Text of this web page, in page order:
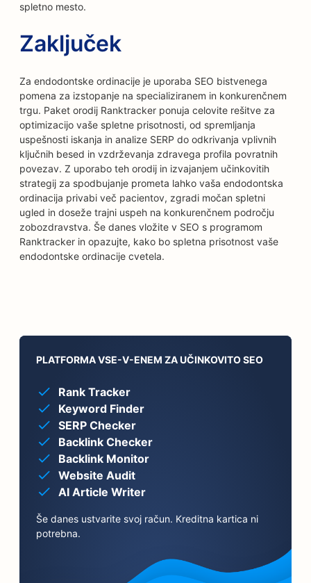
spletno mesto.
Zaključek
Za endodontske ordinacije je uporaba SEO bistvenega
pomena za izstopanje na specializiranem in konkurenčnem
trgu. Paket orodij Ranktracker ponuja celovite rešitve za
optimizacijo vaše spletne prisotnosti, od spremljanja
uspešnosti iskanja in analize SERP do odkrivanja vplivnih
ključnih besed in vzdrževanja zdravega profila povratnih
povezav. Z uporabo teh orodij in izvajanjem učinkovitih
strategij za spodbujanje prometa lahko vaša endodontska
ordinacija privabi več pacientov, zgradi močan spletni
ugled in doseže trajni uspeh na konkurenčnem področju
zobozdravstva. Še danes vložite v SEO s programom
Ranktracker in opazujte, kako bo spletna prisotnost vaše
endodontske ordinacije cvetela.
PLATFORMA VSE-V-ENEM ZA UČINKOVITO SEO
Rank Tracker
Keyword Finder
SERP Checker
Backlink Checker
Backlink Monitor
Website Audit
AI Article Writer
Še danes ustvarite svoj račun. Kreditna kartica ni
potrebna.